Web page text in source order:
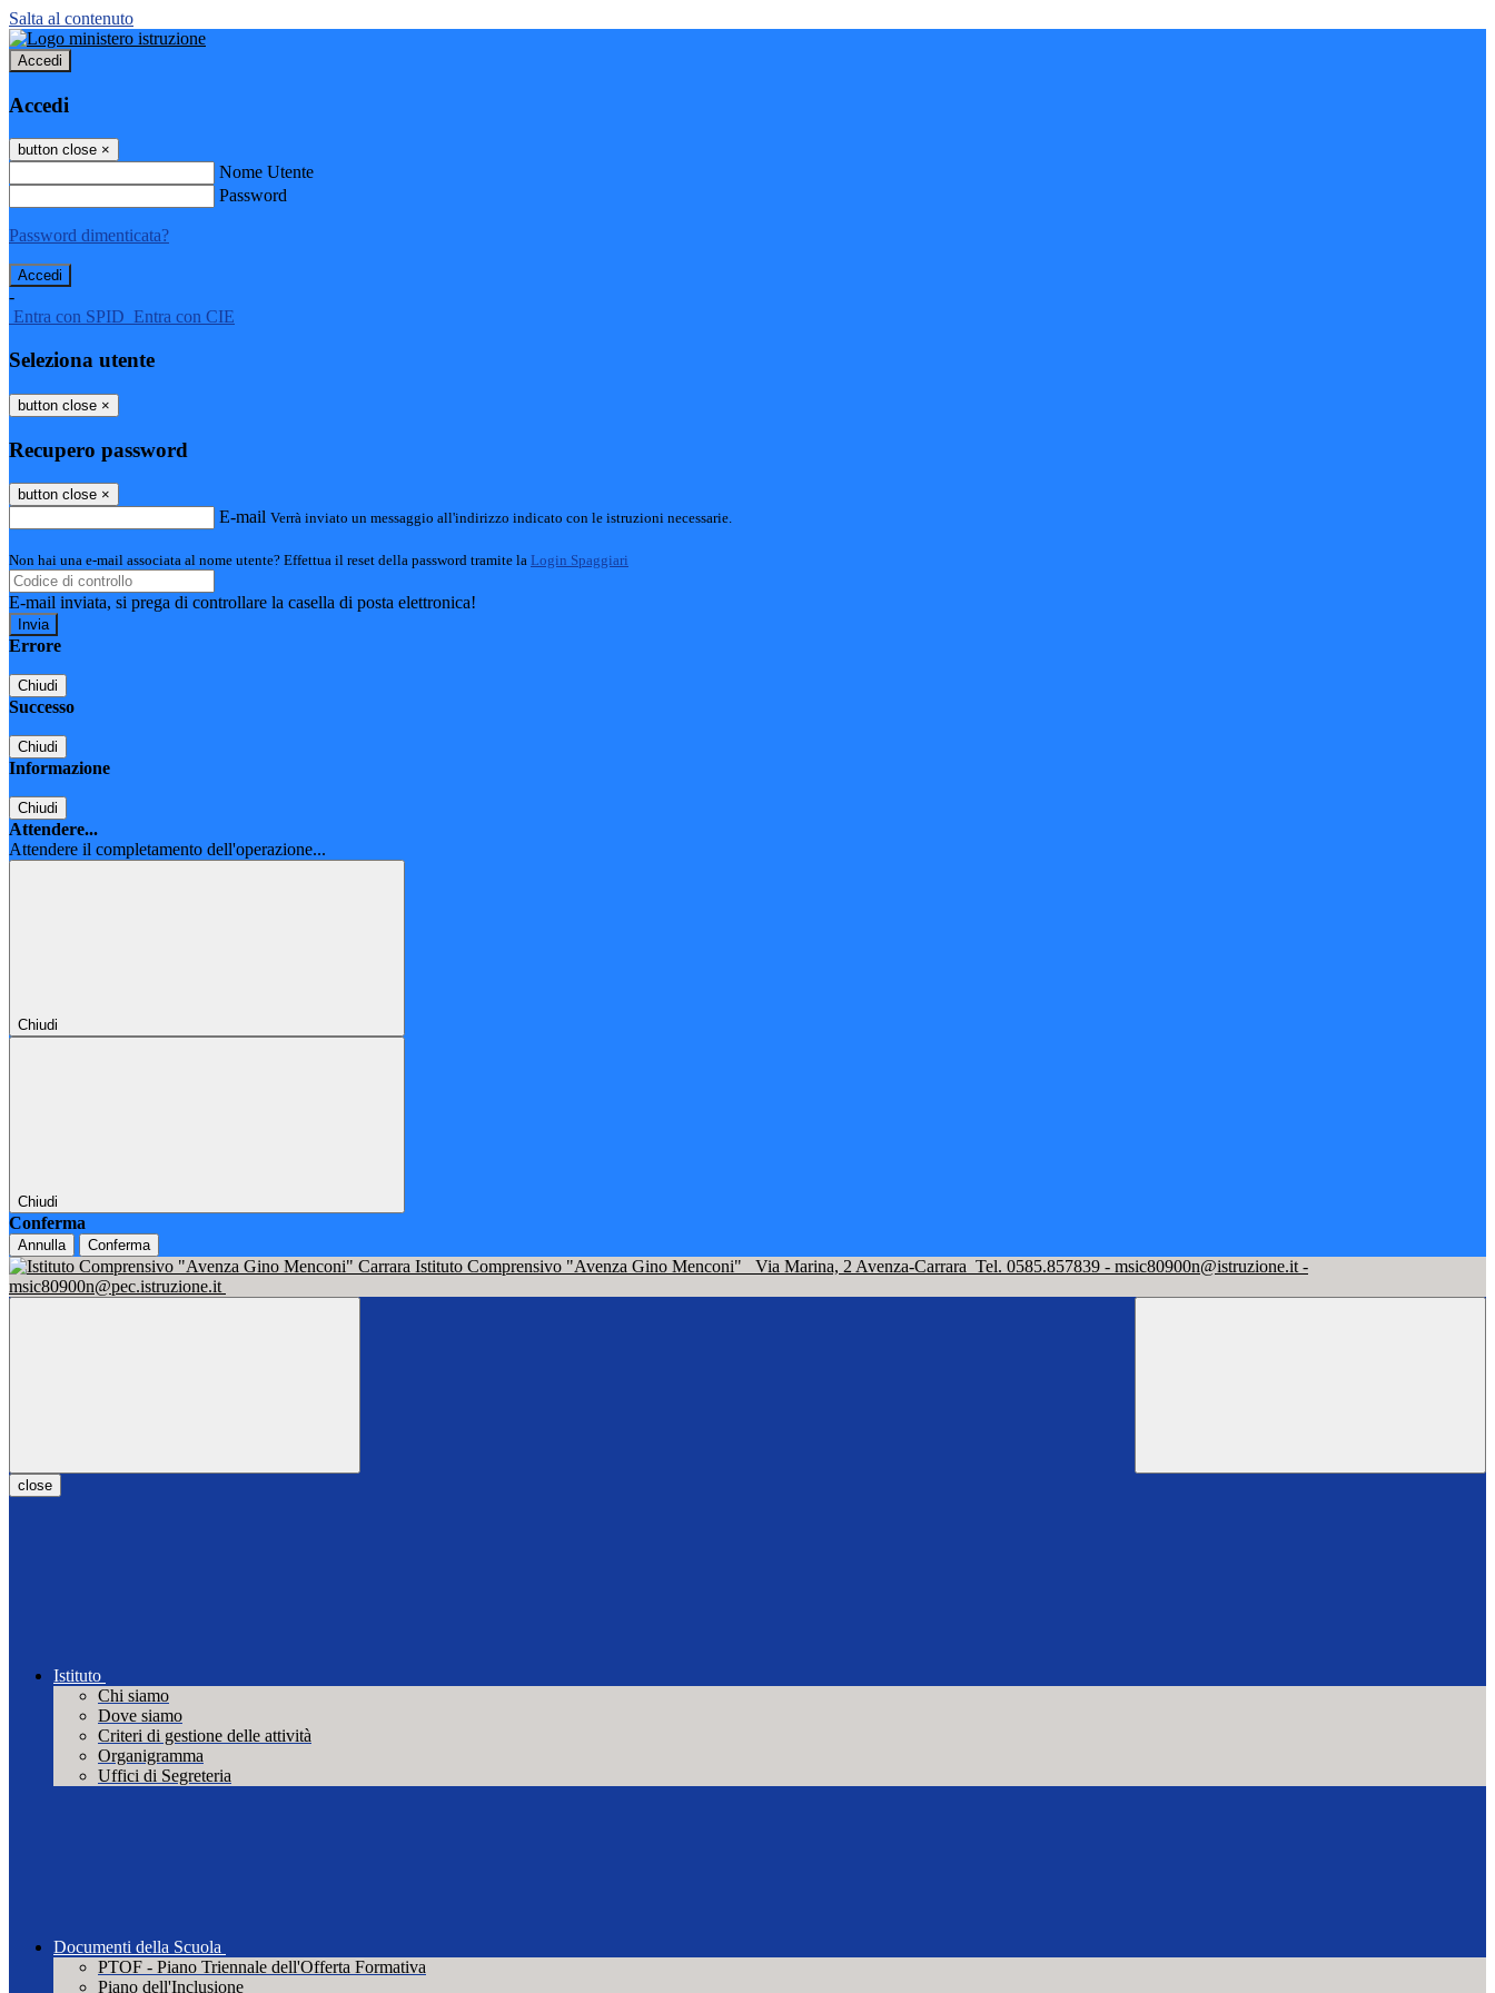
Salta al contenuto
Accedi
Accedi
button close ×
Nome Utente
Password
Password dimenticata?
-
Entra con SPID Entra con CIE
Seleziona utente
button close ×
Recupero password
button close ×
E-mail Verrà inviato un messaggio all'indirizzo indicato con le istruzioni necessarie.
Non hai una e-mail associata al nome utente? Effettua il reset della password tramite la Login Spaggiari
E-mail inviata, si prega di controllare la casella di posta elettronica!
Errore
Chiudi
Successo
Chiudi
Informazione
Chiudi
Attendere...
Attendere il completamento dell'operazione...
Chiudi
Chiudi
Conferma
Annulla Conferma
Istituto Comprensivo "Avenza Gino Menconi" Via Marina, 2 Avenza-Carrara Tel. 0585.857839 - msic80900n@istruzione.it -
msic80900n@pec.istruzione.it
close
Istituto
Chi siamo
Dove siamo
Criteri di gestione delle attività
Organigramma
Uffici di Segreteria
Documenti della Scuola
PTOF - Piano Triennale dell'Offerta Formativa
Piano dell'Inclusione